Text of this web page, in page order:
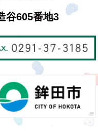
谷605番地3